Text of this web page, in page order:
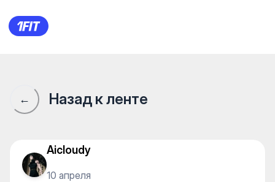
Женская фитнес студия
← Назад к ленте
Aicloudy
10 апреля